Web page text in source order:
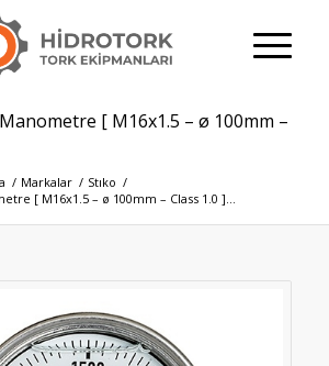
[ M16x1.5 – ø 100mm –
/ Markalar / Stıko /
[ M16x1.5 – ø 100mm – Class 1.0 ]...